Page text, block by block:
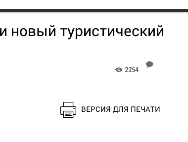
новый туристический
K 2254
J
ВЕРСИЯ ДЛЯ ПЕЧАТИ